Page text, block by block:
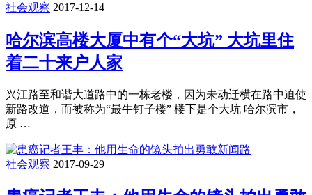
社会观察 2017-12-14
哈尔滨高楼大厦中有个“大坑” 大坑里住
着二十来户人家
兴江路至和谐大道路中的一栋老楼，因为未动迁横在路中迫使
新路改道，而被称为“最牛钉子楼” 楼下是个大坑 哈尔滨市，
原 …
社会观察 2017-09-29